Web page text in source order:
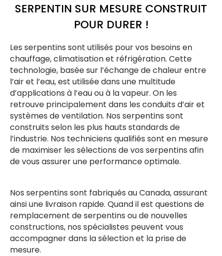
SERPENTIN SUR MESURE CONSTRUIT
POUR DURER !
Les serpentins sont utilisés pour vos besoins en
chauffage, climatisation et réfrigération. Cette
technologie, basée sur l’échange de chaleur entre
l’air et l’eau, est utilisée dans une multitude
d’applications à l’eau ou à la vapeur. On les
retrouve principalement dans les conduits d’air et
systèmes de ventilation. Nos serpentins sont
construits selon les plus hauts standards de
l’industrie. Nos techniciens qualifiés sont en mesure
de maximiser les sélections de vos serpentins afin
de vous assurer une performance optimale.
Nos serpentins sont fabriqués au Canada, assurant
ainsi une livraison rapide. Quand il est questions de
remplacement de serpentins ou de nouvelles
constructions, nos spécialistes peuvent vous
accompagner dans la sélection et la prise de
mesure.